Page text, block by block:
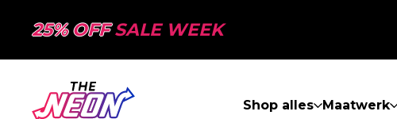
25% OFFSALE WEEK
Shop alles Maatwerk